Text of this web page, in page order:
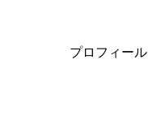
プロフィール